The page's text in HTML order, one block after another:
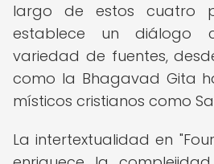
largo de estos cuatro
establece un diálogo
variedad de fuentes,
como la Bhagavad Gita
místicos cristianos como
La intertextualidad en